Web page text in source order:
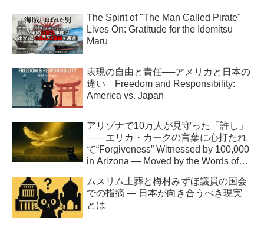
The Spirit of "The Man Called Pirate"
Lives On: Gratitude for the Idemitsu
Maru
表現の自由と責任──アメリカと日本の
違い Freedom and Responsibility:
America vs. Japan
アリゾナで10万人が見守った「許し」
――エリカ・カークの言葉に心打たれ
て“Forgiveness” Witnessed by 100,000
in Arizona — Moved by the Words of
ムスリム土葬と梅村みずほ議員の国会
での指摘 ― 日本が向き合うべき現実
とは